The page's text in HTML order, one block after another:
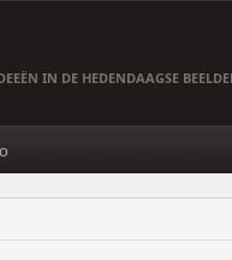
IN DE HEDENDAAGSE